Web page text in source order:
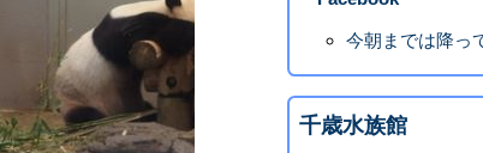
今朝までは降っ
千歳水族館